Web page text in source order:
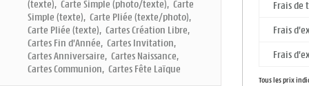
(texte), Carte Simple (photo/texte), Carte
Simple (texte), Carte Pliée (texte/photo),
Carte Pliée (texte), Cartes Création Libre,
Cartes Fin d'Année, Cartes Invitation,
Cartes Anniversaire, Cartes Naissance,
Cartes Communion, Cartes Fête Laïque
Frais
Frais
Frais
Tous les prix